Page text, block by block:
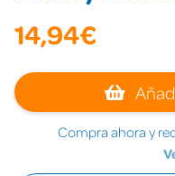
14,94€
Compra ahora y